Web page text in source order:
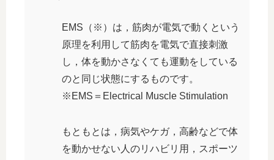
EMS（※）は，筋肉が電気で動くという
原理を利用して筋肉を電気で直接刺激
し，体を動かさなくても運動をしている
のと同じ状態にするものです。
※EMS＝Electrical Muscle Stimulation
もともとは，病気やケガ，高齢などで体
を動かせない人のリハビリ用，スポーツ